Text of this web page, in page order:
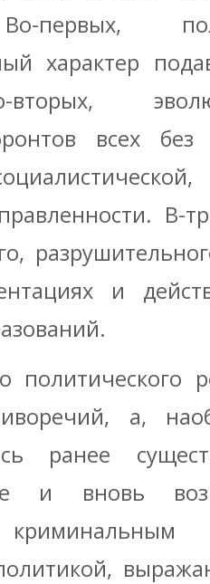
первых,
характер
всех
В-
и
политического
а,
ранее
и вновь